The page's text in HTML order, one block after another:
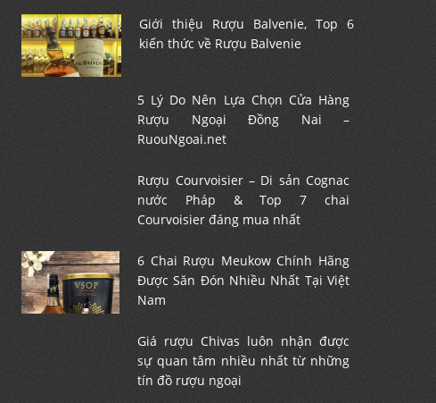
Giới thiệu Rượu Balvenie, Top 6
kiến thức về Rượu Balvenie
5 Lý Do Nên Lựa Chọn Cửa Hàng
Rượu Ngoại Đồng Nai –
RuouNgoai.net
Rượu Courvoisier – Di sản Cognac
nước Pháp & Top 7 chai
Courvoisier đáng mua nhất
6 Chai Rượu Meukow Chính Hãng
Được Săn Đón Nhiều Nhất Tại Việt
Nam
Giá rượu Chivas luôn nhận được
sự quan tâm nhiều nhất từ những
tín đồ rượu ngoại